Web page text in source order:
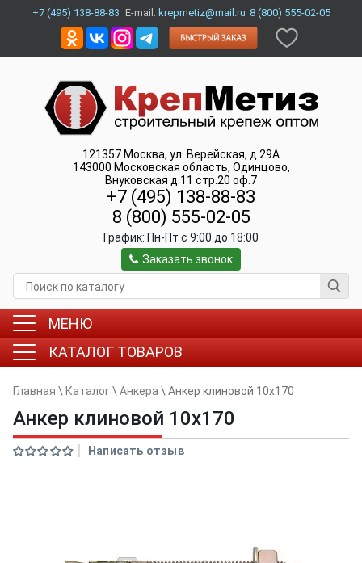
+7 (495) 138-88-83 E-mail: krepmetiz@mail.ru 8 (800) 555-02-05
121357 Москва, ул. Верейская, д.29А
143000 Московская область, Одинцово,
Внуковская д.11 стр.20 оф.7
+7 (495) 138-88-83
8 (800) 555-02-05
График: Пн-Пт c 9:00 до 18:00
Заказать звонок
МЕНЮ
КАТАЛОГ ТОВАРОВ
Главная \ Каталог\ Анкера \ Анкер клиновой 10x170
Анкер клиновой 10x170
Написать отзыв